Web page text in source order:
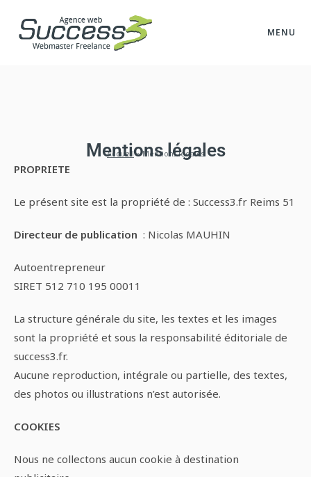
MENU
Mentions légales
Accueil»Mentions légales
PROPRIETE
Le présent site est la propriété de : Success3.fr Reims 51
Directeur de publication : Nicolas MAUHIN
Autoentrepreneur
SIRET 512 710 195 00011
La structure générale du site, les textes et les images
sont la propriété et sous la responsabilité éditoriale de
success3.fr.
Aucune reproduction, intégrale ou partielle, des textes,
des photos ou illustrations n’est autorisée.
COOKIES
Nous ne collectons aucun cookie à destination